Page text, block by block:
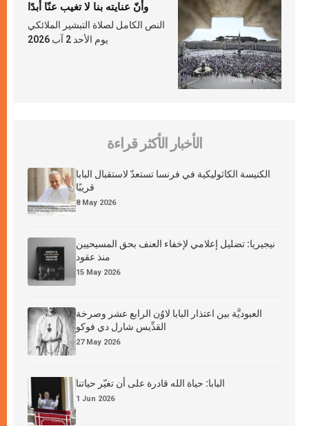
وأنّ عنايته بنا لا تغيب عنّا أبدًا
النص الكامل لصلاة التبشير الملائكي
يوم الأحد 2 آب 2026
الأخبار الأكثر قراءة
الكنيسة الكاثوليكية في فرنسا تستعدّ لاستقبال البابا
قريبًا
8 May 2026
نيجيريا: تضليل إعلامي لإخفاء العنف بحق المسيحيين
منذ عقود
15 May 2026
العبوديَّة بين اعتذار البابا لاوُن الرابع عشر وصرخة
القدِّيس شارل دي فوكو
27 May 2026
البابا: حياة الله قادرة على أن تغيّر حياتنا
1 Jun 2026